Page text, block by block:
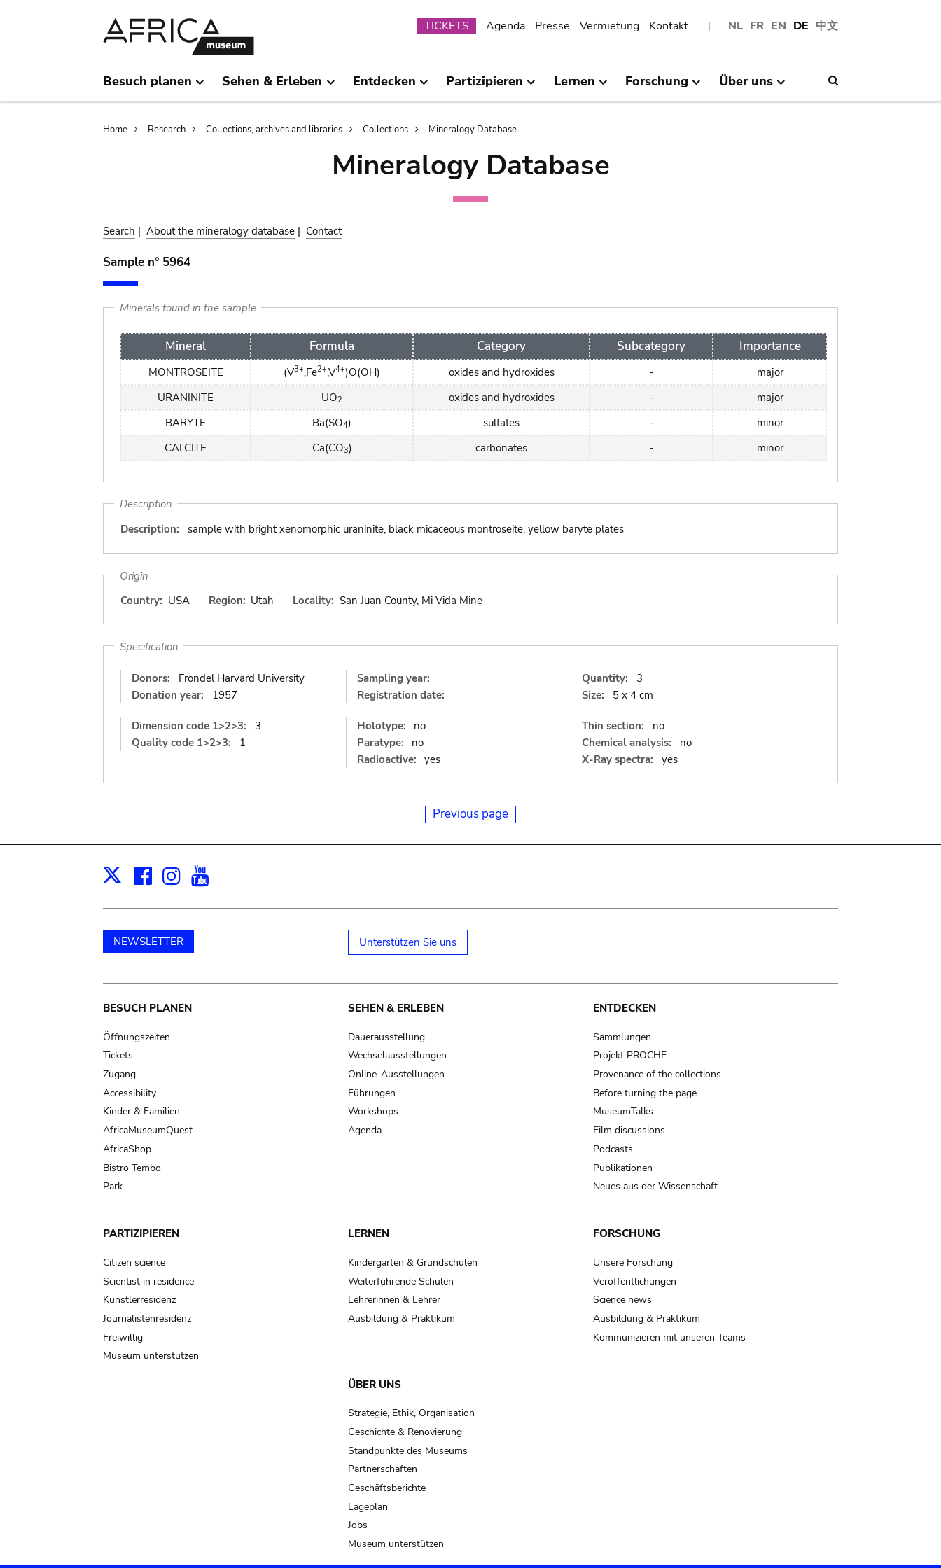
NL FR EN DE 中文
Submenu
TICKETS Agenda Presse Vermietung Kontakt
Besuch planen Sehen & Erleben Entdecken Partizipieren Lernen Forschung Über uns
Breadcrumb
Home Research Collections, archives and libraries Collections Mineralogy Database
Mineralogy Database
Search | About the mineralogy database | Contact
Sample n° 5964
Minerals found in the sample
Mineral Formula Category Subcategory Importance
MONTROSEITE (V3+,Fe2+,V4+)O(OH) oxides and hydroxides -
major
URANINITE
UO2 oxides and hydroxides -
major
BARYTE
Ba(SO4) sulfates -
minor
CALCITE
Ca(CO3) carbonates - minor
Description
Description:
sample with bright xenomorphic uraninite, black micaceous montroseite, yellow baryte plates
Origin
Country: USA Region: Utah Locality: San Juan County, Mi Vida Mine
Specification
Donors:
Frondel Harvard University
Donation year:
1957
Sampling year:
Registration date:
Quantity:
3
Size:
5 x 4 cm
Dimension code 1>2>3:
3
Quality code 1>2>3:
1
Holotype:
no
Paratype:
no
Radioactive: yes
Thin section:
no
Chemical analysis:
no
X-Ray spectra:
yes
Previous page
X Facebook
Instagram
NEWSLETTER Unterstützen Sie uns
Main
navigation
BESUCH PLANEN
Öffnungszeiten
Tickets
Zugang
Accessibility
Kinder & Familien
AfricaMuseumQuest
AfricaShop
Bistro Tembo
Park
SEHEN & ERLEBEN
Dauerausstellung
Wechselausstellungen
Online-Ausstellungen
Führungen
Workshops
Agenda
ENTDECKEN
Sammlungen
Projekt PROCHE
Provenance of the collections
Before turning the page…
MuseumTalks
Film discussions
Podcasts
Publikationen
Neues aus der Wissenschaft
PARTIZIPIEREN
Citizen science
Scientist in residence
Künstlerresidenz
Journalistenresidenz
Freiwillig
Museum unterstützen
LERNEN
Kindergarten & Grundschulen
Weiterführende Schulen
Lehrerinnen & Lehrer
Ausbildung & Praktikum
FORSCHUNG
Unsere Forschung
Veröffentlichungen
Science news
Ausbildung & Praktikum
Kommunizieren mit unseren Teams
ÜBER UNS
Strategie, Ethik, Organisation
Geschichte & Renovierung
Standpunkte des Museums
Partnerschaften
Geschäftsberichte
Lageplan
Jobs
Museum unterstützen